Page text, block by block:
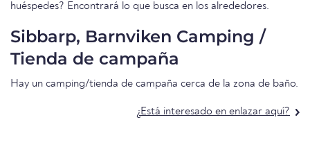
huéspedes? Encontrará lo que busca en los alrededores.
Sibbarp, Barnviken Camping /
Tienda de campaña
Hay un camping/tienda de campaña cerca de la zona de baño.
¿Está interesado en enlazar aquí?